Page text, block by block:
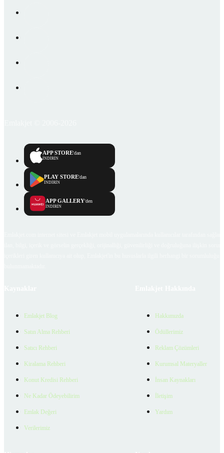
APP STORE'dan
İNDİRİN
PLAY STORE'dan
İNDİRİN
APP GALLERY'den
İNDİRİN
Emlakjet Blog
Satın Alma Rehberi
Satıcı Rehberi
Kiralama Rehberi
Konut Kredisi Rehberi
Ne Kadar Ödeyebilirim
Emlak Değeri
Verilerimiz
Hakkımızda
Ödüllerimiz
Reklam Çözümleri
Kurumsal Materyaller
İnsan Kaynakları
İletişim
Yardım